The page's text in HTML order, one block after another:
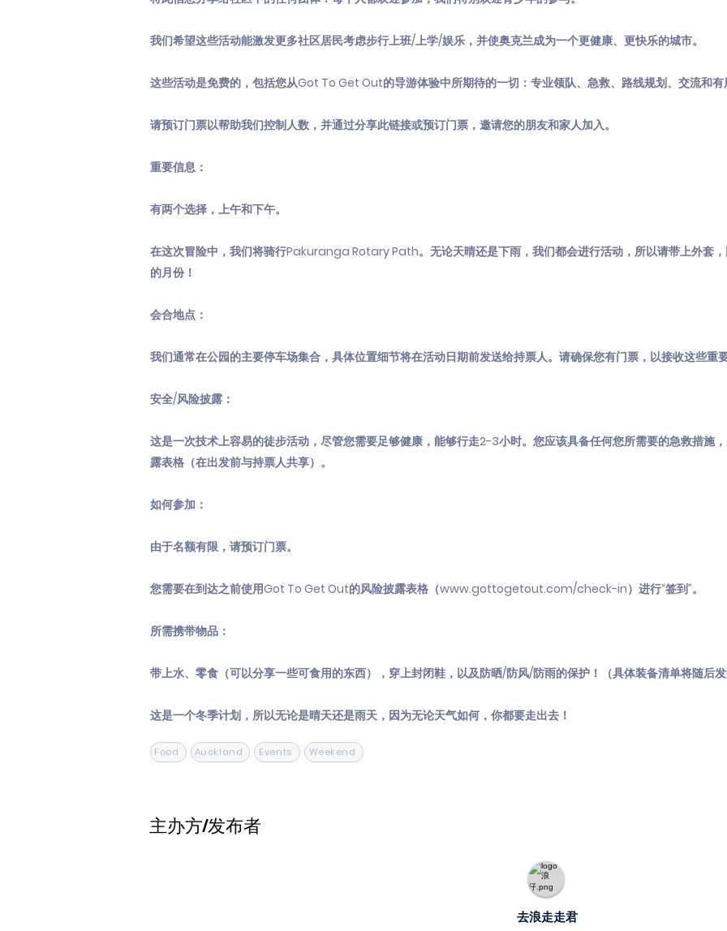
我们希望这些活动能激发更多社区居民考虑步行上班/上学/娱乐，并使奥克兰成为一个更健康、更快乐的城市。
这些活动是免费的，包括您从Got To Get Out的导游体验中所期待的一切：专业领队、急救、路线规划、交流和有
请预订门票以帮助我们控制人数，并通过分享此链接或预订门票，邀请您的朋友和家人加入。
重要信息：
有两个选择，上午和下午。
在这次冒险中，我们将骑行Pakuranga Rotary Path。无论天晴还是下雨，我们都会进行活动，所以请带上外套
的月份！
会合地点：
我们通常在公园的主要停车场集合，具体位置细节将在活动日期前发送给持票人。请确保您有门票，以接收这些重
安全/风险披露：
这是一次技术上容易的徒步活动，尽管您需要足够健康，能够行走2-3小时。您应该具备任何您所需要的急救措施
露表格（在出发前与持票人共享）。
如何参加：
由于名额有限，请预订门票。
您需要在到达之前使用Got To Get Out的风险披露表格（www.gottogetout.com/check-in）进行“签到”。
所需携带物品：
带上水、零食（可以分享一些可食用的东西），穿上封闭鞋，以及防晒/防风/防雨的保护！（具体装备清单将随后发
这是一个冬季计划，所以无论是晴天还是雨天，因为无论天气如何，你都要走出去！
Food Auckland Events Weekend
主办方/发布者
去浪走走君